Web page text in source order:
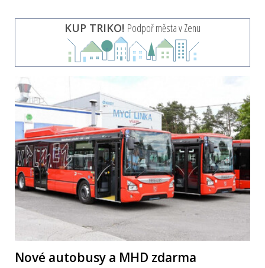
KUP TRIKO! Podpoř města v Zenu
Nové autobusy a MHD zdarma